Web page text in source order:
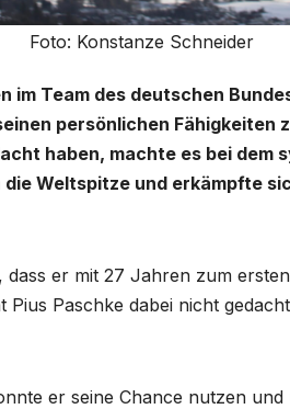
Foto: Konstanze Schneider
im Team des deutschen
persönlichen Fähigkeiten
haben, machte es bei dem
die Weltspitze und erkämpfte
dass er mit 27 Jahren zum
Paschke dabei nicht
er seine Chance nutzen und